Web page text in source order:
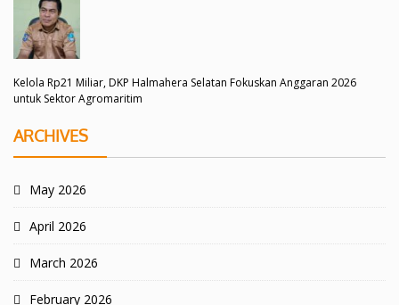
Kelola Rp21 Miliar, DKP Halmahera Selatan Fokuskan Anggaran 2026
untuk Sektor Agromaritim
ARCHIVES
May 2026
April 2026
March 2026
February 2026